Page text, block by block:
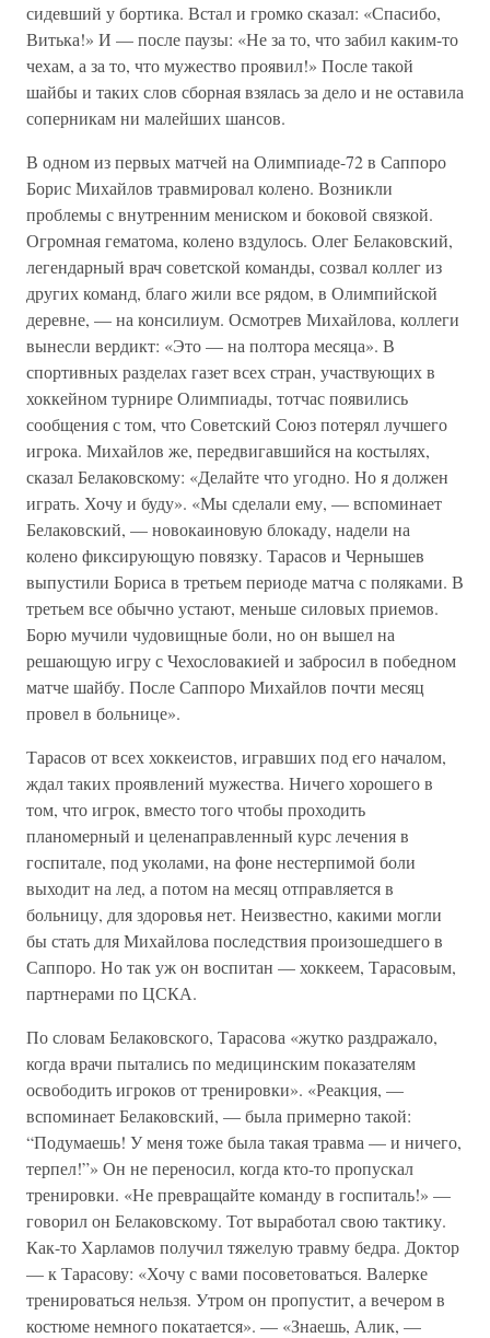
сидевший у бортика. Встал и громко сказал: «Спасибо,
Витька!» И — после паузы: «Не за то, что забил каким-то
чехам, а за то, что мужество проявил!» После такой
шайбы и таких слов сборная взялась за дело и не оставила
соперникам ни малейших шансов.
В одном из первых матчей на Олимпиаде-72 в Саппоро
Борис Михайлов травмировал колено. Возникли
проблемы с внутренним мениском и боковой связкой.
Огромная гематома, колено вздулось. Олег Белаковский,
легендарный врач советской команды, созвал коллег из
других команд, благо жили все рядом, в Олимпийской
деревне, — на консилиум. Осмотрев Михайлова, коллеги
вынесли вердикт: «Это — на полтора месяца». В
спортивных разделах газет всех стран, участвующих в
хоккейном турнире Олимпиады, тотчас появились
сообщения с том, что Советский Союз потерял лучшего
игрока. Михайлов же, передвигавшийся на костылях,
сказал Белаковскому: «Делайте что угодно. Но я должен
играть. Хочу и буду». «Мы сделали ему, — вспоминает
Белаковский, — новокаиновую блокаду, надели на
колено фиксирующую повязку. Тарасов и Чернышев
выпустили Бориса в третьем периоде матча с поляками. В
третьем все обычно устают, меньше силовых приемов.
Борю мучили чудовищные боли, но он вышел на
решающую игру с Чехословакией и забросил в победном
матче шайбу. После Саппоро Михайлов почти месяц
провел в больнице».
Тарасов от всех хоккеистов, игравших под его началом,
ждал таких проявлений мужества. Ничего хорошего в
том, что игрок, вместо того чтобы проходить
планомерный и целенаправленный курс лечения в
госпитале, под уколами, на фоне нестерпимой боли
выходит на лед, а потом на месяц отправляется в
больницу, для здоровья нет. Неизвестно, какими могли
бы стать для Михайлова последствия произошедшего в
Саппоро. Но так уж он воспитан — хоккеем, Тарасовым,
партнерами по ЦСКА.
По словам Белаковского, Тарасова «жутко раздражало,
когда врачи пытались по медицинским показателям
освободить игроков от тренировки». «Реакция, —
вспоминает Белаковский, — была примерно такой:
“Подумаешь! У меня тоже была такая травма — и ничего,
терпел!”» Он не переносил, когда кто-то пропускал
тренировки. «Не превращайте команду в госпиталь!» —
говорил он Белаковскому. Тот выработал свою тактику.
Как-то Харламов получил тяжелую травму бедра. Доктор
— к Тарасову: «Хочу с вами посоветоваться. Валерке
тренироваться нельзя. Утром он пропустит, а вечером в
костюме немного покатается». — «Знаешь, Алик, —